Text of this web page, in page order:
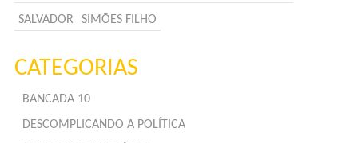
SALVADOR SIMÕES FILHO
CATEGORIAS
BANCADA 10
DESCOMPLICANDO A POLÍTICA